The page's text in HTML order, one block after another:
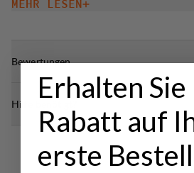
MEHR LESEN
Bewertungen
Hilfe benötigt?Erhalten Sie
Rabatt auf
erste